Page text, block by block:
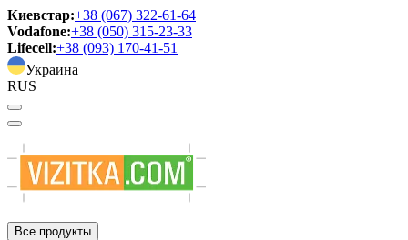
Киевстар:+38 (067) 322-61-64
Vodafone:+38 (050) 315-23-33
Lifecell:+38 (093) 170-41-51
Украина
RUS
Все продукты